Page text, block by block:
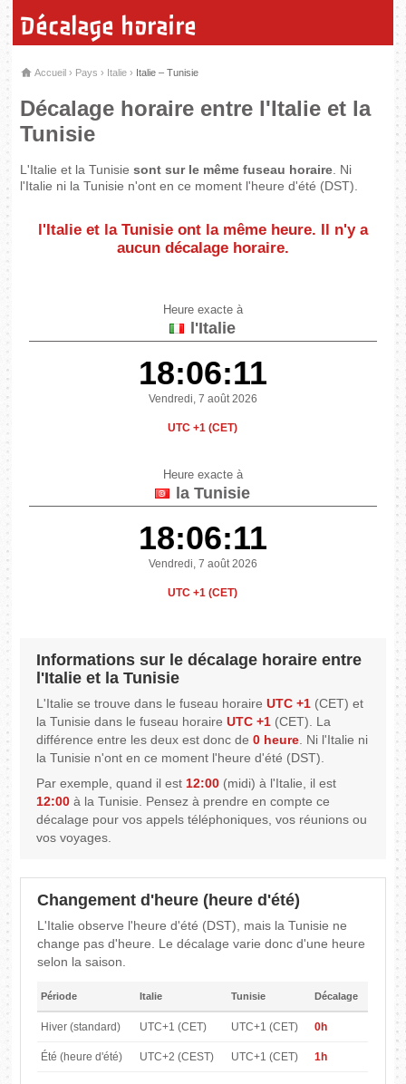
Décalage horaire
Accueil › Pays › Italie › Italie – Tunisie
Décalage horaire entre l'Italie et la
Tunisie
L'Italie et la Tunisiesont sur le même fuseau horaire . Ni
l'Italie ni la Tunisie n'ont en ce moment l'heure d'été (DST).
l'Italie et la Tunisie ont la même heure. Il n'y a
aucun décalage horaire.
Heure exacte à
l'Italie
18:06:11
Vendredi, 7 août 2026
UTC +1 (CET)
Heure exacte à
la Tunisie
18:06:11
Vendredi, 7 août 2026
UTC +1 (CET)
Informations sur le décalage horaire entre
l'Italie et la Tunisie
L'Italie se trouve dans le fuseau horaireUTC +1 (CET) et
la Tunisie dans le fuseau horaireUTC +1 (CET). La
différence entre les deux est donc de0 heure. Ni l'Italie ni
la Tunisie n'ont en ce moment l'heure d'été (DST).
Par exemple, quand il est12:00 (midi) à l'Italie, il est
12:00 à la Tunisie. Pensez à prendre en compte ce
décalage pour vos appels téléphoniques, vos réunions ou
vos voyages.
Changement d'heure (heure d'été)
L'Italie observe l'heure d'été (DST), mais la Tunisie ne
change pas d'heure. Le décalage varie donc d'une heure
selon la saison.
Période Italie Tunisie Décalage
Hiver (standard) UTC+1 (CET) UTC+1 (CET) 0h
Été (heure d'été) UTC+2 (CEST) UTC+1 (CET) 1h